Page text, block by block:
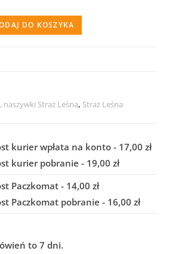
DO KOSZYKA
naszywki Straż Leśna, Straż Leśna
kurier wpłata na konto - 17,00 zł
kurier pobranie - 19,00 zł
Paczkomat - 14,00 zł
Paczkomat pobranie - 16,00 zł
to 7 dni.